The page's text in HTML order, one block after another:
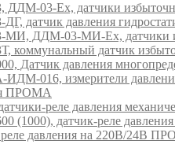
03-Ех, датчики
датчик давления
ДДМ-03-МИ-Ех, датчики
коммунальный датчик
Датчик давления
016, измерители
ПРОМА
реле давления
(1000), датчик-реле
давления на 220В/24В